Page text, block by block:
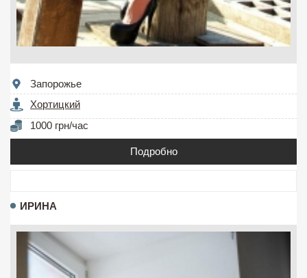
Запорожье
Хортицкий
1000 грн/час
Подробно
ИРИНА